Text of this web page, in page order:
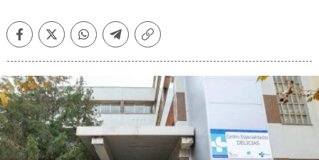
FacebookTwitterWhatsappTelegramCopiar